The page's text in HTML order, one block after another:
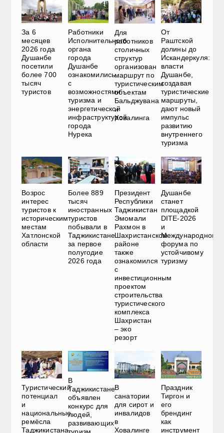
За 6
месяцев
2026 года
Душанбе
посетили
более 700
тысяч
туристов
Работники
Исполнительного
органа
города
Душанбе
ознакомились
с
возможностями
туризма и
энергетической
инфраструктурой
города
Нурека
Для
работников
столичных
структур
организован
маршрут по
туристическим
объектам
Бальджувана
и
Ховалинга
От
Раштcкой
долины до
Искандеркуля:
власти
Душанбе,
создавая
туристические
маршруты,
дают новый
импульс
развитию
внутреннего
туризма
Возрос
интерес
туристов к
историческим
местам
Хатлонской
области
Более 889
тысяч
иностранных
туристов
побывали в
Таджикистане
за первое
полугодие
2026 года
Президент
Республики
Таджикистан
Эмомали
Рахмон в
Шахристанском
районе
также
ознакомился
с
инвестиционным
проектом
строительства
туристического
комплекса
Шахристан
– эко
резорт
Душанбе
станет
площадкой
DITE-2026
и
Международного
форума по
устойчивому
туризму
Туристический
потенциал
и
национальные
ремёсла
Таджикистана
В
Таджикистане
объявлен
конкурс для
людей,
развивающих
В
санатории
для сирот и
инвалидов
в
Ховалинге
Праздник
Тиргон и
его
брендинг
как
инструмент